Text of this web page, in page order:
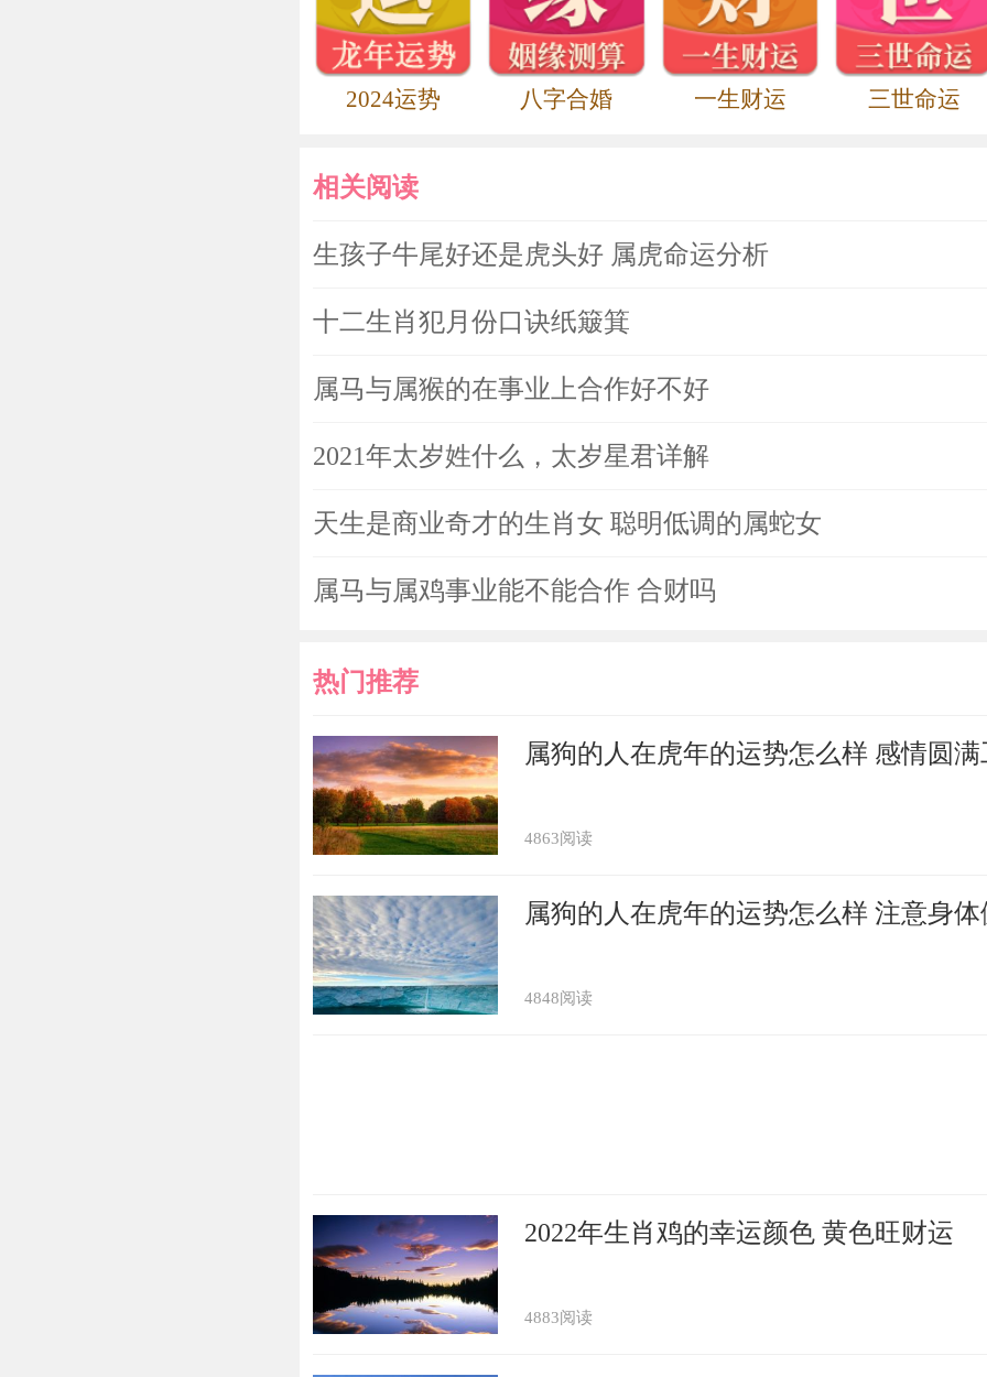
2024运势 八字合婚 一生财运 三世命运
相关阅读
生孩子牛尾好还是虎头好 属虎命运分析
十二生肖犯月份口诀纸簸箕
属马与属猴的在事业上合作好不好
2021年太岁姓什么，太岁星君详解
天生是商业奇才的生肖女 聪明低调的属蛇女
属马与属鸡事业能不能合作 合财吗
热门推荐
属狗的人在虎年的运势怎么样 感情圆
4863阅读
属狗的人在虎年的运势怎么样 注意身体
4848阅读
2022年生肖鸡的幸运颜色 黄色旺财运
4883阅读